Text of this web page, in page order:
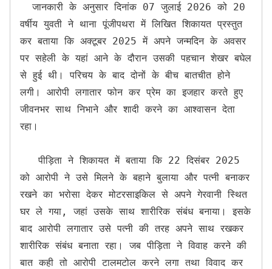
  जानकारी के अनुसार दिनांक 07 जुलाई 2026 को 20
वर्षीय युवती ने थाना पूंजीपथरा में लिखित शिकायत प्रस्तुत
कर बताया कि अक्टूबर 2025 में अपने जन्मदिन के अवसर
पर सहेली के यहां आने के दौरान उसकी पहचान शेखर बघेल
से हुई थी। परिचय के बाद दोनों के बीच बातचीत होने
लगी। आरोपी लगातार फोन कर प्रेम का इजहार करते हुए
जीवनभर साथ निभाने और शादी करने का आश्वासन देता
रहा।
   पीड़िता ने शिकायत में बताया कि 22 दिसंबर 2025
को आरोपी ने उसे मिलने के बहाने बुलाया और पत्नी बनाकर
रखने का भरोसा देकर मोटरसाइकिल से अपने गेरवानी स्थित
घर ले गया, जहां उसके साथ शारीरिक संबंध बनाया। इसके
बाद आरोपी लगातार उसे पत्नी की तरह अपने साथ रखकर
शारीरिक संबंध बनाता रहा। जब पीड़िता ने विवाह करने की
बात कही तो आरोपी टालमटोल करने लगा तथा विवाद कर